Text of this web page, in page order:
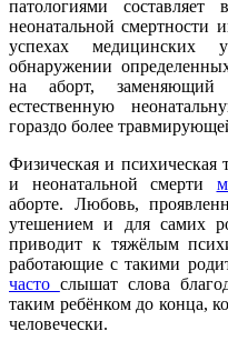
патологиями составляет
неонатальной смертности
успехах медицинских
обнаружении
на аборт, заменяющий
естественную
гораздо более
Физическая и
и неонатальной смерти
аборте. Любовь,
утешением и для самих
приводит к тяжёлым
работающие с такими
часто слышат слова
таким ребёнком до конца,
человечески.